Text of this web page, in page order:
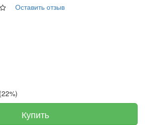
Оставить отзыв
Купить